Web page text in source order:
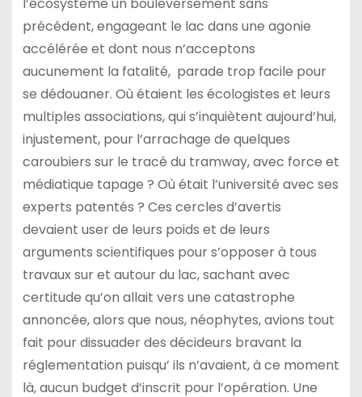
l’écosystème un bouleversement sans
précédent, engageant le lac dans une agonie
accélérée et dont nous n’acceptons
aucunement la fatalité, parade trop facile pour
se dédouaner. Où étaient les écologistes et leurs
multiples associations, qui s’inquiètent aujourd’hui,
injustement, pour l’arrachage de quelques
caroubiers sur le tracé du tramway, avec force et
médiatique tapage ? Où était l’université avec ses
experts patentés ? Ces cercles d’avertis
devaient user de leurs poids et de leurs
arguments scientifiques pour s’opposer à tous
travaux sur et autour du lac, sachant avec
certitude qu’on allait vers une catastrophe
annoncée, alors que nous, néophytes, avions tout
fait pour dissuader des décideurs bravant la
réglementation puisqu’ ils n’avaient, à ce moment
là, aucun budget d’inscrit pour l’opération. Une